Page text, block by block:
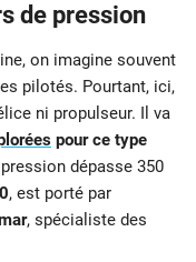
de pression
on imagine souvent
pilotés. Pourtant, ici,
ni propulseur. Il va
pour ce type
dépasse 350
, est porté par
, spécialiste des